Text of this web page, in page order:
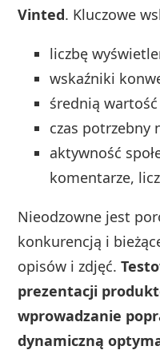
Vinted. Kluczowe
liczbę
wskaźniki
średnią
czas potrzebny
aktywność
komentarze,
Nieodzowne jest
konkurencją i
opisów i zdjęć.
prezentacji
wprowadzanie
dynamiczną